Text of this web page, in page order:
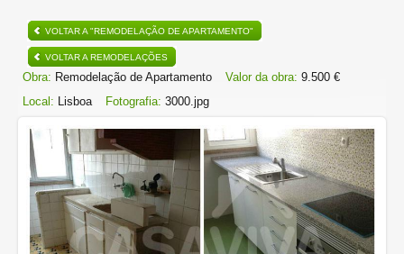
VOLTAR A "REMODELAÇÃO DE APARTAMENTO"
VOLTAR A REMODELAÇÕES
Obra: Remodelação de Apartamento Valor da obra: 9.500 €
Local: Lisboa Fotografia: 3000.jpg